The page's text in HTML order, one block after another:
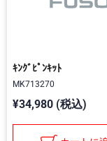
ｷﾝｸﾞﾋﾟﾝｷｯﾄ
MK713270
¥34,980 (税込)